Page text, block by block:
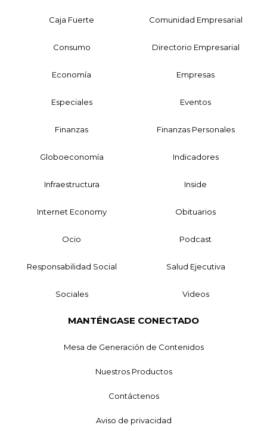
Caja Fuerte Comunidad Empresarial
Consumo Directorio Empresarial
Economía Empresas
Especiales Eventos
Finanzas Finanzas Personales
Globoeconomía Indicadores
Infraestructura Inside
Internet Economy Obituarios
Ocio Podcast
Responsabilidad Social Salud Ejecutiva
Sociales Videos
MANTÉNGASE CONECTADO
Mesa de Generación de Contenidos
Nuestros Productos
Contáctenos
Aviso de privacidad